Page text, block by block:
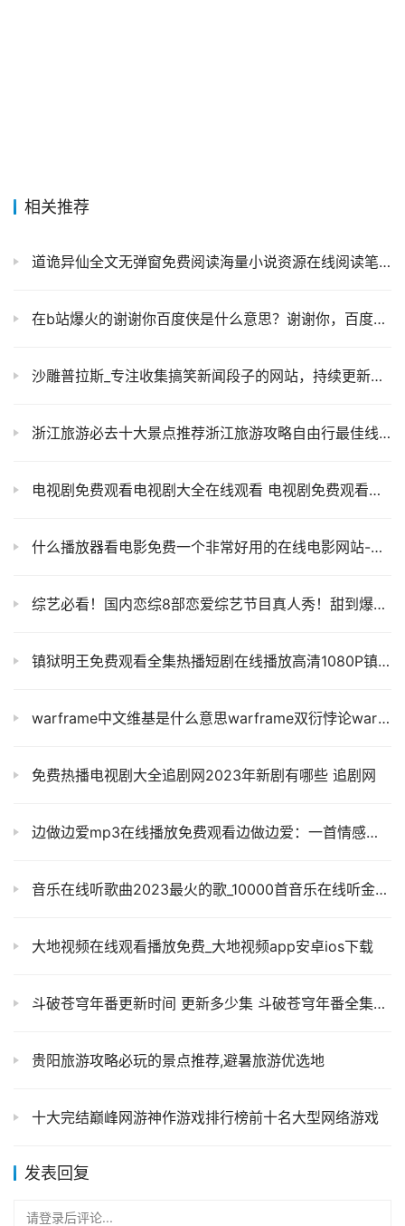
相关推荐
道诡异仙全文无弹窗免费阅读海量小说资源在线阅读笔趣阁
在b站爆火的谢谢你百度侠是什么意思？谢谢你，百度侠！
沙雕普拉斯_专注收集搞笑新闻段子的网站，持续更新的爆笑内容让你乐不停
浙江旅游必去十大景点推荐浙江旅游攻略自由行最佳线路
电视剧免费观看电视剧大全在线观看 电视剧免费观看完整版2023
什么播放器看电影免费一个非常好用的在线电影网站-星空影视
综艺必看！国内恋综8部恋爱综艺节目真人秀！甜到爆炸！
镇狱明王免费观看全集热播短剧在线播放高清1080P镇狱明王剧情介绍
warframe中文维基是什么意思warframe双衍悖论warframe手机app
免费热播电视剧大全追剧网2023年新剧有哪些 追剧网
边做边爱mp3在线播放免费观看边做边爱：一首情感复杂的歌曲
音乐在线听歌曲2023最火的歌_10000首音乐在线听金山音乐流行音乐大全
大地视频在线观看播放免费_大地视频app安卓ios下载
斗破苍穹年番更新时间 更新多少集 斗破苍穹年番全集免费观看
贵阳旅游攻略必玩的景点推荐,避暑旅游优选地
十大完结巅峰网游神作游戏排行榜前十名大型网络游戏
发表回复
请登录后评论...